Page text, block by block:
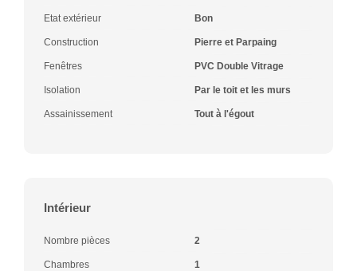
Etat extérieur Bon
Construction Pierre et Parpaing
Fenêtres PVC Double Vitrage
Isolation Par le toit et les murs
Assainissement Tout à l'égout
Intérieur
Nombre pièces 2
Chambres 1